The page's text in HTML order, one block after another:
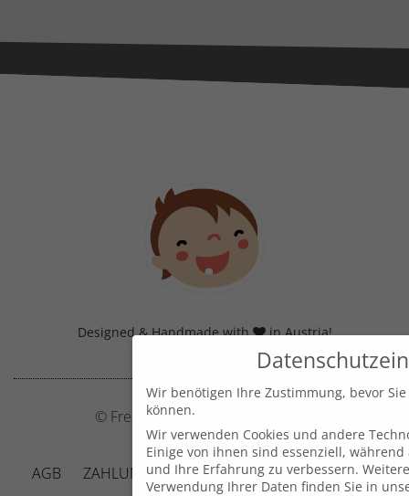
Designed & Handmade with in Austria!
© Frecher Zwerg by J. Barclay e.U.
AGB ZAHLUNG UND VERSAND DATENSCHUTZ
Wir benötigen Ihre Zustimmung, bevor
können.
Wir verwenden Cookies und andere
Einige von ihnen sind essenziell,
und Ihre Erfahrung zu verbessern.
Verwendung Ihrer Daten finden Sie in